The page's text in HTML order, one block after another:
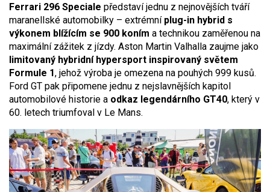
Ferrari 296 Speciale představí jednu z nejnovějších tváří
maranellské automobilky – extrémní plug-in hybrid s
výkonem blížícím se 900 koním a technikou zaměřenou na
maximální zážitek z jízdy. Aston Martin Valhalla zaujme jako
limitovaný hybridní hypersport inspirovaný světem
Formule 1, jehož výroba je omezena na pouhých 999 kusů.
Ford GT pak připomene jednu z nejslavnějších kapitol
automobilové historie a odkaz legendárního GT40, který v
60. letech triumfoval v Le Mans.